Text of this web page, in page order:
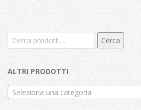
Cerca: Cerca
ALTRI PRODOTTI
Seleziona una categoria